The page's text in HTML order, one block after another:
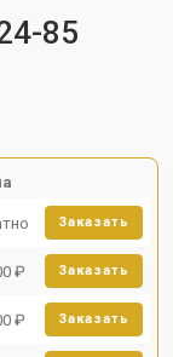
85
Заказать
₽ Заказать
₽ Заказать